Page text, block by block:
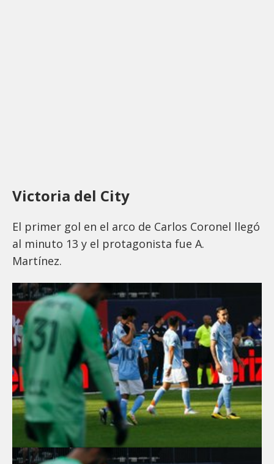
Victoria del City
El primer gol en el arco de Carlos Coronel llegó
al minuto 13 y el protagonista fue A.
Martínez.